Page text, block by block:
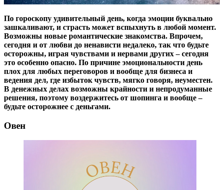
По гороскопу удивительный день, когда эмоции буквально
зашкаливают, и страсть может вспыхнуть в любой момент.
Возможны новые романтические знакомства. Впрочем,
сегодня и от любви до ненависти недалеко, так что будьте
осторожны, играя чувствами и нервами других – сегодня
это особенно опасно. По причине эмоциональности день
плох для любых переговоров и вообще для бизнеса и
ведения дел, где избыток чувств, мягко говоря, неуместен.
В денежных делах возможны крайности и непродуманные
решения, поэтому воздержитесь от шопинга и вообще –
будьте осторожнее с деньгами.
Овен